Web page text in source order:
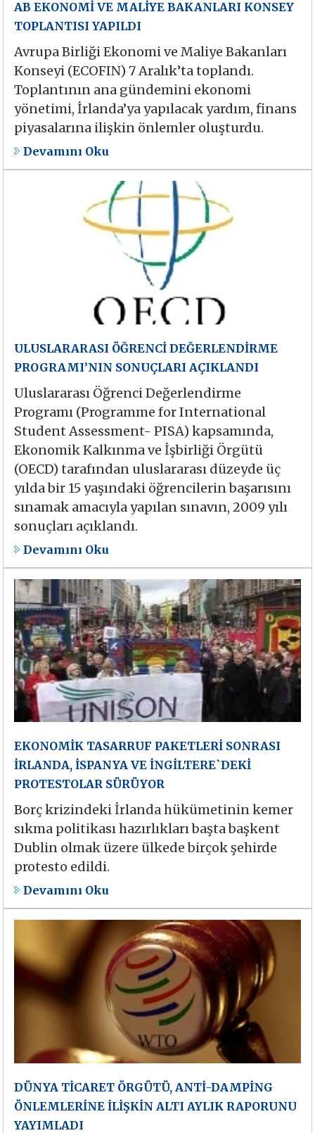
AB EKONOMİ VE MALİYE BAKANLARI KONSEY
TOPLANTISI YAPILDI
Avrupa Birliği Ekonomi ve Maliye Bakanları
Konseyi (ECOFIN) 7 Aralık’ta toplandı.
Toplantının ana gündemini ekonomi
yönetimi, İrlanda’ya yapılacak yardım, finans
piyasalarına ilişkin önlemler oluşturdu.
Devamını Oku
ULUSLARARASI ÖĞRENCİ DEĞERLENDİRME
PROGRAMI’NIN SONUÇLARI AÇIKLANDI
Uluslararası Öğrenci Değerlendirme
Programı (Programme for International
Student Assessment- PISA) kapsamında,
Ekonomik Kalkınma ve İşbirliği Örgütü
(OECD) tarafından uluslararası düzeyde üç
yılda bir 15 yaşındaki öğrencilerin başarısını
sınamak amacıyla yapılan sınavın, 2009 yılı
sonuçları açıklandı.
Devamını Oku
EKONOMİK TASARRUF PAKETLERİ SONRASI
İRLANDA, İSPANYA VE İNGİLTERE`DEKİ
PROTESTOLAR SÜRÜYOR
Borç krizindeki İrlanda hükümetinin kemer
sıkma politikası hazırlıkları başta başkent
Dublin olmak üzere ülkede birçok şehirde
protesto edildi.
Devamını Oku
DÜNYA TİCARET ÖRGÜTÜ, ANTİ-DAMPİNG
ÖNLEMLERİNE İLİŞKİN ALTI AYLIK RAPORUNU
YAYIMLADI